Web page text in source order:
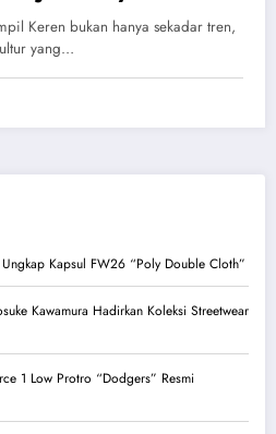
Keren bukan hanya sekadar tren,
yang…
Ungkap Kapsul FW26 “Poly Double Cloth”
Kawamura Hadirkan Koleksi Streetwear
1 Low Protro “Dodgers” Resmi